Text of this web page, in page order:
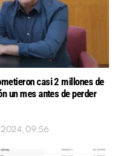
casi 2 millones de
un mes antes de perder
2024, 09:56